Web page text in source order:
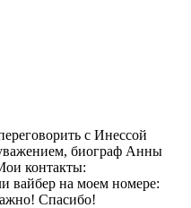
с Инессой
биограф Анны
контакты:
вайбер на моем номере:
Спасибо!